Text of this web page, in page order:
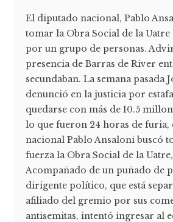
El diputado nacional, Pablo
tomar la Obra Social de la Uatre
por un grupo de personas.
presencia de Barras de River
secundaban. La semana pasada
denunció en la justicia por
quedarse con más de 10.5
lo que fueron 24 horas de furia,
nacional Pablo Ansaloni buscó
fuerza la Obra Social de la
Acompañado de un puñado de
dirigente político, que está
afiliado del gremio por sus
antisemitas, intentó ingresar al